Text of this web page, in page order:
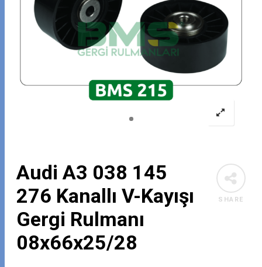
SHARE
Audi A3 038 145
276 Kanallı V-Kayışı
Gergi Rulmanı
08x66x25/28